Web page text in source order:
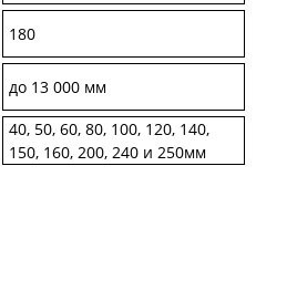
180
до 13 000 мм
40, 50, 60, 80, 100, 120, 140,
150, 160, 200, 240 и 250мм